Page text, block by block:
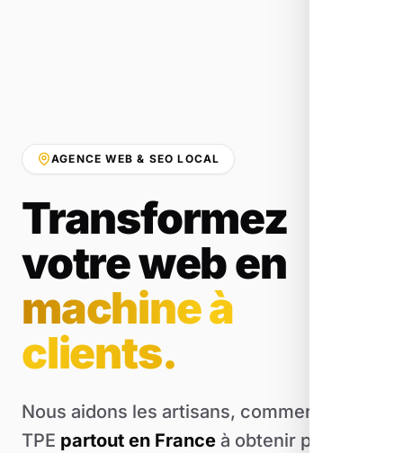
AGENCE WEB & SEO LOCAL
Transformez
votre web en
machine à
clients.
Nous aidons les artisans, commerçants et
TPE partout en France à obtenir plus